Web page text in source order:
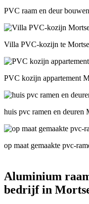
PVC raam en deur
Villa PVC-kozijn te
PVC kozijn appartement
huis pvc ramen en deuren
op maat gemaakte pvc-
Aluminium
bedrijf in